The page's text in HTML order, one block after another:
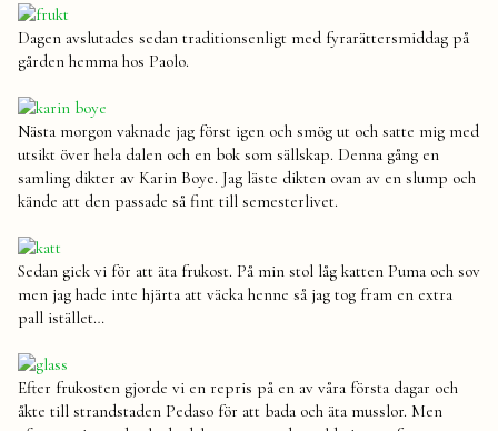
Dagen avslutades sedan traditionsenligt med fyrarättersmiddag på
gården hemma hos Paolo.
Nästa morgon vaknade jag först igen och smög ut och satte mig med
utsikt över hela dalen och en bok som sällskap. Denna gång en
samling dikter av Karin Boye. Jag läste dikten ovan av en slump och
kände att den passade så fint till semesterlivet.
Sedan gick vi för att äta frukost. På min stol låg katten Puma och sov
men jag hade inte hjärta att väcka henne så jag tog fram en extra
pall istället…
Efter frukosten gjorde vi en repris på en av våra första dagar och
åkte till strandstaden Pedaso för att bada och äta musslor. Men